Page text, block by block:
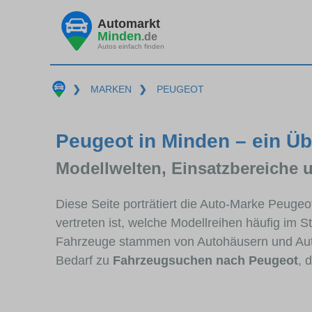
Automarkt
Minden.de
Autos einfach finden
❯ MARKEN ❯ PEUGEOT
Peugeot in Minden – ein
Modellwelten, Einsatzbereiche
Diese Seite porträtiert die Auto-Marke
vertreten ist, welche Modellreihen häufig im
Fahrzeuge stammen von Autohäusern und
Bedarf zu Fahrzeugsuchen nach Peugeot,